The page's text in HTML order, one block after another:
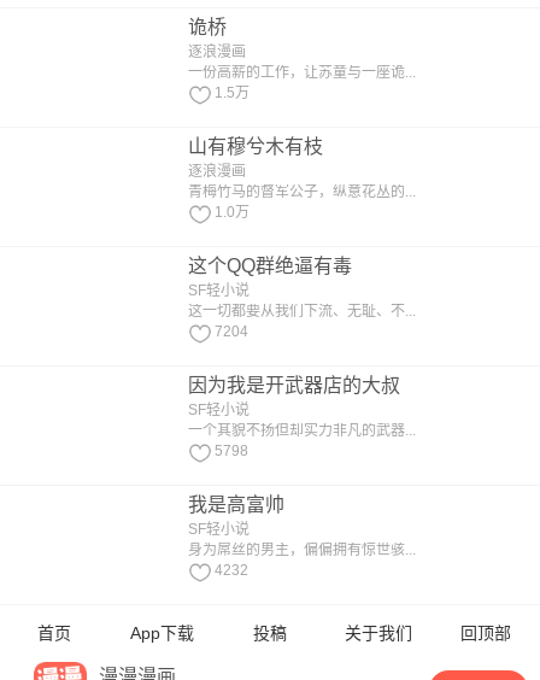
诡桥
逐浪漫画
一份高薪的工作，让苏童与一座诡...
1.5万
山有穆兮木有枝
逐浪漫画
青梅竹马的督军公子，纵意花丛的...
1.0万
这个QQ群绝逼有毒
SF轻小说
这一切都要从我们下流、无耻、不...
7204
因为我是开武器店的大叔
SF轻小说
一个其貌不扬但却实力非凡的武器...
5798
我是高富帅
SF轻小说
身为屌丝的男主，偏偏拥有惊世骇...
4232
首页 App下载 投稿 关于我们 回顶部